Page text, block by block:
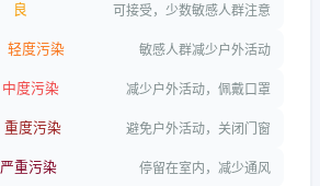
良 可接受，少数敏感人群注意
轻度污染 敏感人群减少户外活动
中度污染 减少户外活动，佩戴口罩
重度污染 避免户外活动，关闭门窗
严重污染 停留在室内，减少通风